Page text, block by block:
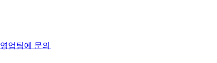
영업팀에 문의​​